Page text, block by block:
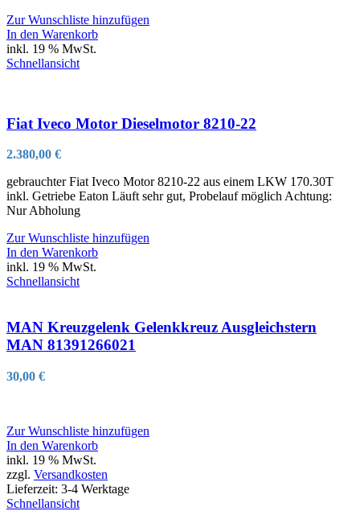
Zur Wunschliste hinzufügen
In den Warenkorb
inkl. 19 % MwSt.
Schnellansicht
Fiat Iveco Motor Dieselmotor 8210-22
2.380,00 €
gebrauchter Fiat Iveco Motor 8210-22 aus einem LKW 170.30T
inkl. Getriebe Eaton Läuft sehr gut, Probelauf möglich Achtung:
Nur Abholung
Zur Wunschliste hinzufügen
In den Warenkorb
inkl. 19 % MwSt.
Schnellansicht
MAN Kreuzgelenk Gelenkkreuz Ausgleichstern
MAN 81391266021
30,00 €
Zur Wunschliste hinzufügen
In den Warenkorb
inkl. 19 % MwSt.
zzgl. Versandkosten
Lieferzeit: 3-4 Werktage
Schnellansicht